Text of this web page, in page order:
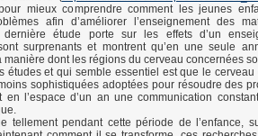
mieux comprendre comment les jeunes
afin d’améliorer l’enseignement des
dernière étude porte sur les effets d’un
surprenants et montrent qu’en une seule
dont les régions du cerveau concernées
études et qui semble essentiel est que le
sophistiquées adoptées pour résoudre des
en l’espace d’un an une communication
tellement pendant cette période de l’enfance,